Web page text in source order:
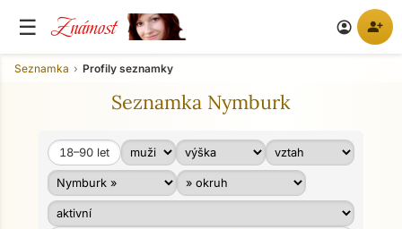
☰ Známost account_circle person_add
Seznamka Profily seznamky
Seznamka Nymburk
Věk od
Věk do
18–90 let